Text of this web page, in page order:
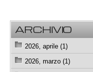
ARCHIVIO
2026, aprile (1)
2026, marzo (1)